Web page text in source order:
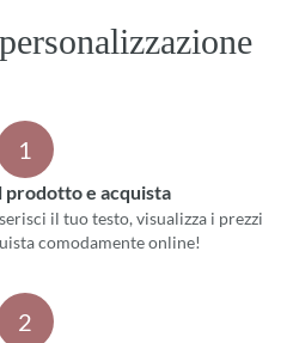
1
prodotto e acquista
il tuo testo, visualizza i prezzi
comodamente online!
2